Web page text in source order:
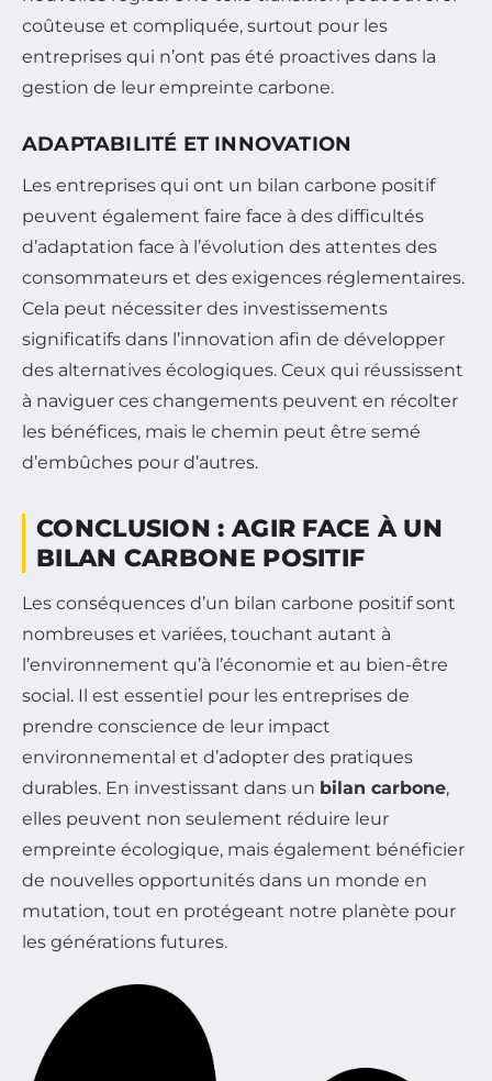
coûteuse et compliquée, surtout pour les
entreprises qui n’ont pas été proactives dans la
gestion de leur empreinte carbone.
ADAPTABILITÉ ET INNOVATION
Les entreprises qui ont un bilan carbone positif
peuvent également faire face à des difficultés
d’adaptation face à l’évolution des attentes des
consommateurs et des exigences réglementaires.
Cela peut nécessiter des investissements
significatifs dans l’innovation afin de développer
des alternatives écologiques. Ceux qui réussissent
à naviguer ces changements peuvent en récolter
les bénéfices, mais le chemin peut être semé
d’embûches pour d’autres.
CONCLUSION : AGIR FACE À UN
BILAN CARBONE POSITIF
Les conséquences d’un bilan carbone positif sont
nombreuses et variées, touchant autant à
l’environnement qu’à l’économie et au bien-être
social. Il est essentiel pour les entreprises de
prendre conscience de leur impact
environnemental et d’adopter des pratiques
durables. En investissant dans un bilan carbone,
elles peuvent non seulement réduire leur
empreinte écologique, mais également bénéficier
de nouvelles opportunités dans un monde en
mutation, tout en protégeant notre planète pour
les générations futures.